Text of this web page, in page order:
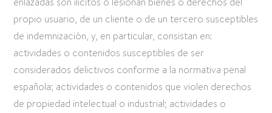
propio usuario, de un cliente o de un tercero susceptibles
de indemnización, y, en particular, consistan en:
actividades o contenidos susceptibles de ser
considerados delictivos conforme a la normativa penal
española; actividades o contenidos que violen derechos
de propiedad intelectual o industrial; actividades o